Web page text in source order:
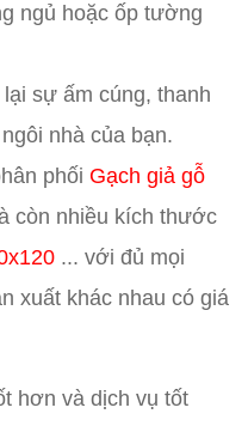
ngủ hoặc ốp tường
sự ấm cúng, thanh
nhà của bạn.
phối Gạch giả gỗ
còn nhiều kích thước
... với đủ mọi
xuất khác nhau có giá
hơn và dịch vụ tốt